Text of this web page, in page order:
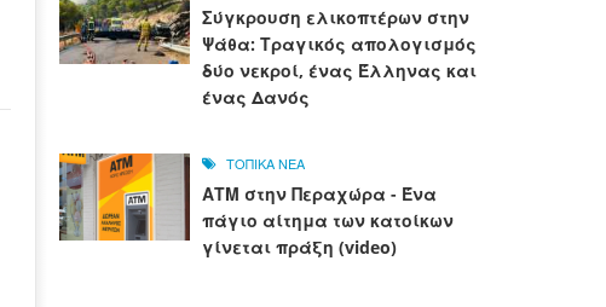
Σύγκρουση ελικοπτέρων στην
Ψάθα: Τραγικός απολογισμός
δύο νεκροί, ένας Έλληνας και
ένας Δανός
ΤΟΠΙΚΑ ΝΕΑ
ΑΤΜ στην Περαχώρα - Ένα
πάγιο αίτημα των κατοίκων
γίνεται πράξη (video)